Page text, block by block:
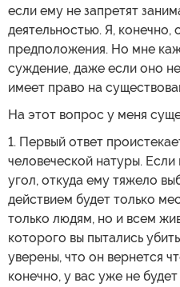
если ему не запретят
деятельностью. Я, конечно,
предположения. Но мне
суждение, даже если оно
имеет право на
На этот вопрос у меня
1. Первый ответ
человеческой натуры. Если
угол, откуда ему тяжело
действием будет только
только людям, но и всем
которого вы пытались
уверены, что он вернется
конечно, у вас уже не